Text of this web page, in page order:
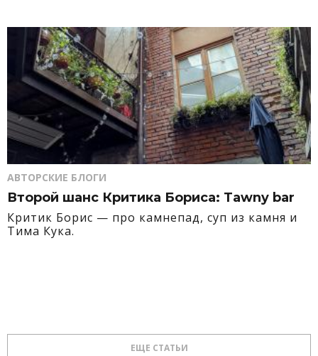
АВТОРСКИЕ БЛОГИ
Второй шанс Критика Бориса: Tawny bar
Критик Борис — про камнепад, суп из камня и
Тима Кука.
ЕЩЕ СТАТЬИ